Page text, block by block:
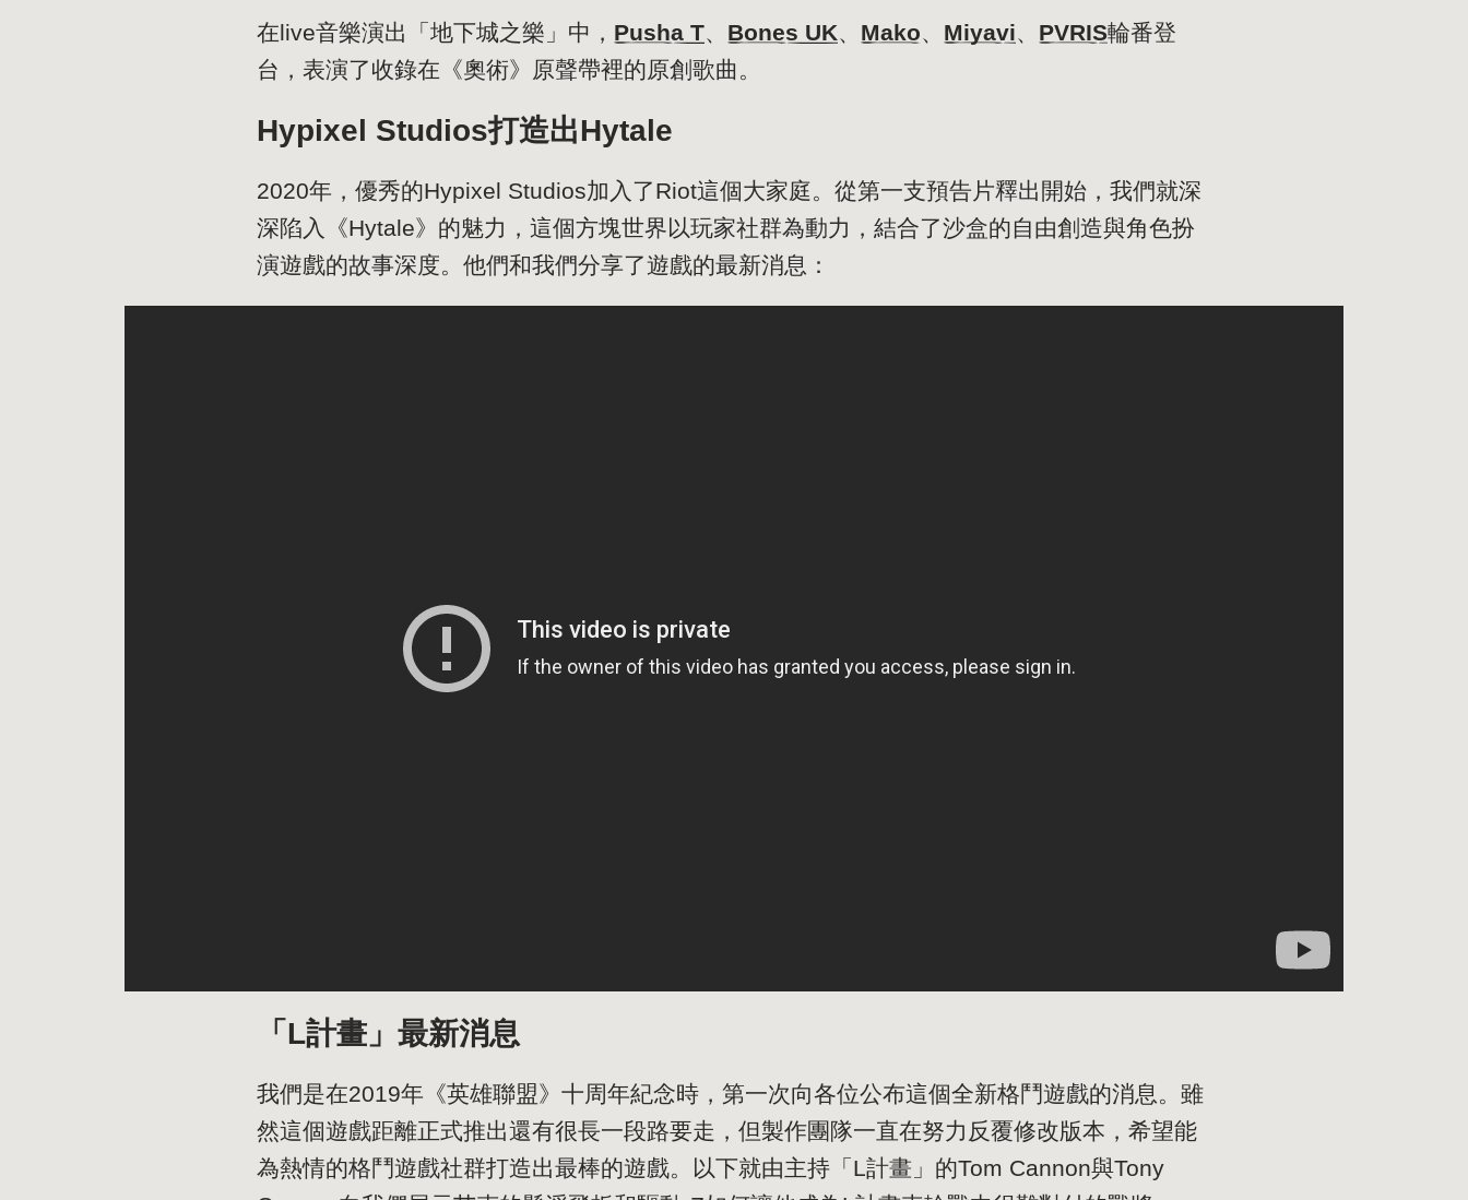
在live音樂演出「地下城之樂」中， Pusha T、 Bones UK、 Mako、 Miyavi、 PVRIS輪番登
台，表演了收錄在《奧術》原聲帶裡的原創歌曲。
Hypixel Studios打造出Hytale
2020年，優秀的Hypixel Studios加入了Riot這個大家庭。從第一支預告片釋出開始，我們就深
深陷入《Hytale》的魅力，這個方塊世界以玩家社群為動力，結合了沙盒的自由創造與角色扮
演遊戲的故事深度。他們和我們分享了遊戲的最新消息：
「L計畫」最新消息
我們是在2019年《英雄聯盟》十周年紀念時，第一次向各位公布這個全新格鬥遊戲的消息。雖
然這個遊戲距離正式推出還有很長一段路要走，但製作團隊一直在努力反覆修改版本，希望能
為熱情的格鬥遊戲社群打造出最棒的遊戲。以下就由主持「L計畫」的Tom Cannon與Tony